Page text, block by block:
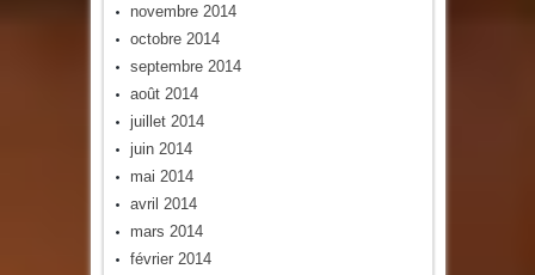
novembre 2014
octobre 2014
septembre 2014
août 2014
juillet 2014
juin 2014
mai 2014
avril 2014
mars 2014
février 2014